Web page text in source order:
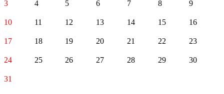
3 4 5 6 7 8 9
10 11 12 13 14 15 16
17 18 19 20 21 22 23
24 25 26 27 28 29 30
31